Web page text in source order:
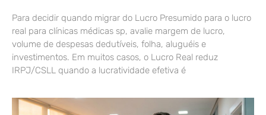
Para decidir quando migrar do Lucro Presumido para o lucro
real para clínicas médicas sp, avalie margem de lucro,
volume de despesas dedutíveis, folha, aluguéis e
investimentos. Em muitos casos, o Lucro Real reduz
IRPJ/CSLL quando a lucratividade efetiva é